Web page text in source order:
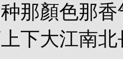
那顏色那
下大江南